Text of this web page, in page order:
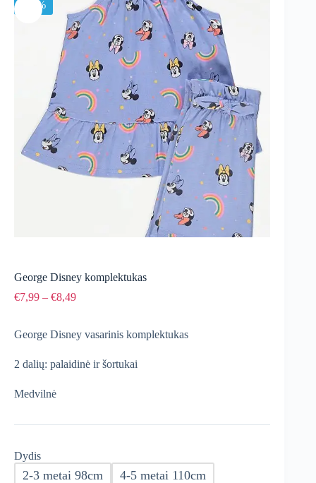
-47%
George Disney komplektukas
€7,99 – €8,49Price
through
George Disney vasarinis komplektukas
2 dalių: palaidinė ir šortukai
Medvilnė
Dydis
2-3 metai 98cm 4-5 metai 110cm